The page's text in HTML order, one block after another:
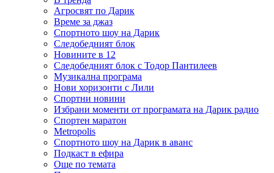
Агросвят по Дарик
Време за джаз
Спортното шоу на Дарик
Следобедният блок
Новините в 12
Следобедният блок с Тодор Пантилеев
Музикална програма
Нови хоризонти с Лили
Спортни новини
Избрани моменти от програмата на Дарик радио
Спортен маратон
Metropolis
Спортното шоу на Дарик в аванс
Подкаст в ефира
Още по темата